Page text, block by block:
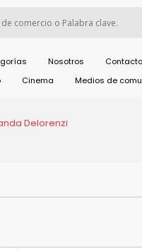
Nosotros Contacto
Cinema Medios de
Delorenzi